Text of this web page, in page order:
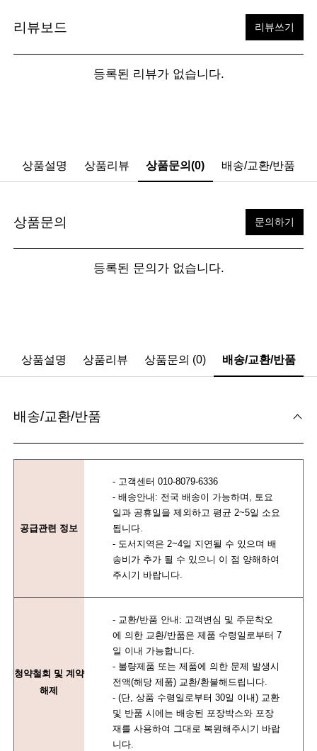
리뷰보드 리뷰쓰기
등록된 리뷰가 없습니다.
상품설명 상품리뷰 상품문의(0) 배송/교환/반품
상품문의 문의하기
등록된 문의가 없습니다.
상품설명 상품리뷰 상품문의 (0) 배송/교환/반품
배송/교환/반품
공급관련 정보
- 고객센터 010-8079-6336
- 배송안내: 전국 배송이 가능하며, 토요
일과 공휴일을 제외하고 평균 2~5일 소요
됩니다.
- 도서지역은 2~4일 지연될 수 있으며 배
송비가 추가 될 수 있으니 이 점 양해하여
주시기 바랍니다.
청약철회 및 계약
해제
- 교환/반품 안내: 고객변심 및 주문착오
에 의한 교환/반품은 제품 수령일로부터 7
일 이내 가능합니다.
- 불량제품 또는 제품에 의한 문제 발생시
전액(해당 제품) 교환/환불해드립니다.
- (단, 상품 수령일로부터 30일 이내) 교환
및 반품 시에는 배송된 포장박스와 포장
재를 사용하여 그대로 복원해주시기 바랍
니다.